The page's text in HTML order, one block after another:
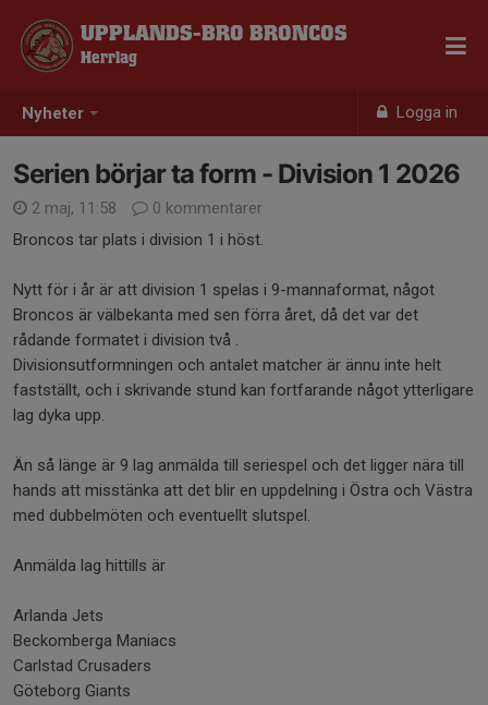
Nyheter Logga in
UPPLANDS-BRO BRONCOS
Herrlag
Serien börjar ta form - Division 1 2026
2 maj, 11:58
0 kommentarer
Broncos tar plats i division 1 i höst.
Nytt för i år är att division 1 spelas i 9-mannaformat, något
Broncos är välbekanta med sen förra året, då det var det
rådande formatet i division två .
Divisionsutformningen och antalet matcher är ännu inte helt
fastställt, och i skrivande stund kan fortfarande något ytterligare
lag dyka upp.
Än så länge är 9 lag anmälda till seriespel och det ligger nära till
hands att misstänka att det blir en uppdelning i Östra och Västra
med dubbelmöten och eventuellt slutspel.
Anmälda lag hittills är
Arlanda Jets
Beckomberga Maniacs
Carlstad Crusaders
Göteborg Giants